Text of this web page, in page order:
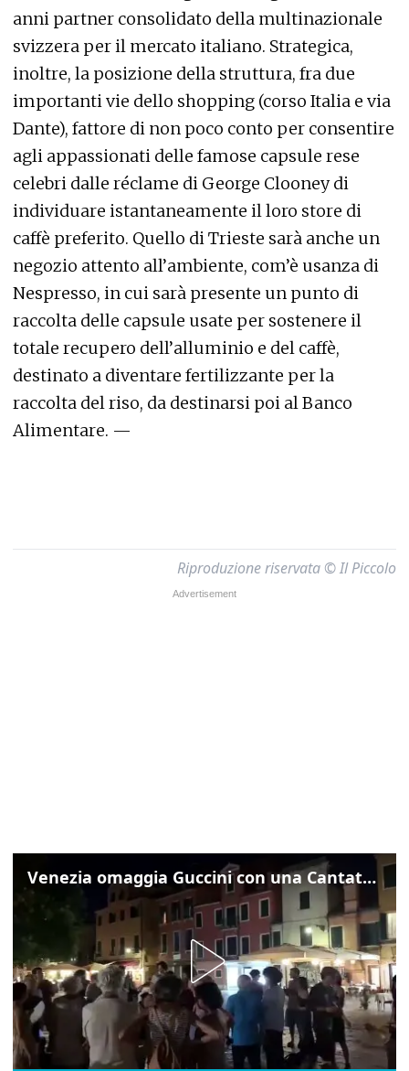
anni partner consolidato della multinazionale
svizzera per il mercato italiano. Strategica,
inoltre, la posizione della struttura, fra due
importanti vie dello shopping (corso Italia e via
Dante), fattore di non poco conto per consentire
agli appassionati delle famose capsule rese
celebri dalle réclame di George Clooney di
individuare istantaneamente il loro store di
caffè preferito. Quello di Trieste sarà anche un
negozio attento all’ambiente, com’è usanza di
Nespresso, in cui sarà presente un punto di
raccolta delle capsule usate per sostenere il
totale recupero dell’alluminio e del caffè,
destinato a diventare fertilizzante per la
raccolta del riso, da destinarsi poi al Banco
Alimentare. —
Riproduzione riservata © Il Piccolo
Venezia omaggia Guccini con una Cantata Anarchica in campo Santa Margherita